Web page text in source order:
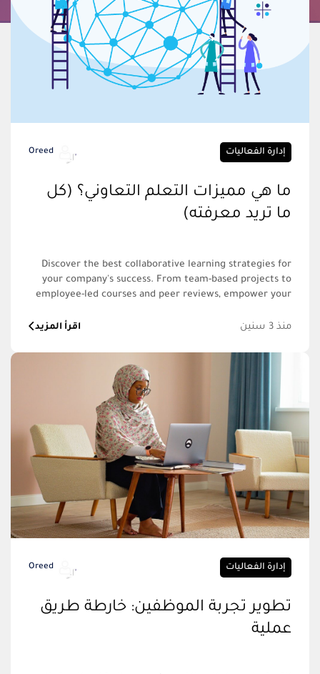
إدارة الفعاليات Oreed
ما هي مميزات التعلم التعاوني؟ (كل
ما تريد معرفته)
Discover the best collaborative learning strategies for
your company's success. From team-based projects to
employee-led courses and peer reviews, empower your
منذ 3 سنين
اقرأ المزيد
إدارة الفعاليات Oreed
تطوير تجربة الموظفين: خارطة طريق
عملية